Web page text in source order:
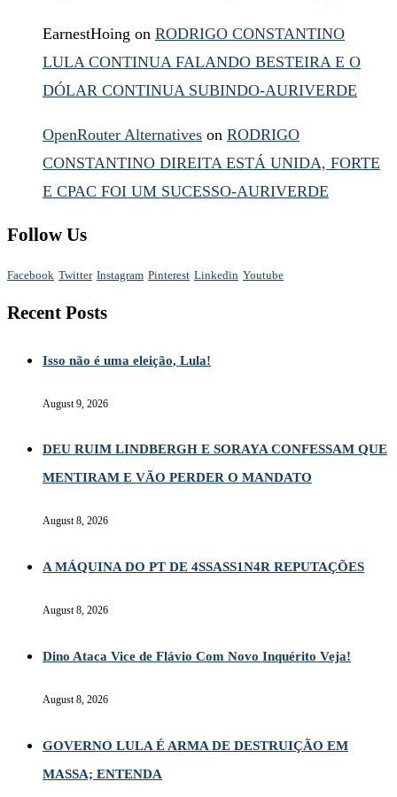
EarnestHoing on RODRIGO CONSTANTINO
LULA CONTINUA FALANDO BESTEIRA E O
DÓLAR CONTINUA SUBINDO-AURIVERDE
OpenRouter Alternatives on RODRIGO
CONSTANTINO DIREITA ESTÁ UNIDA, FORTE
E CPAC FOI UM SUCESSO-AURIVERDE
Follow Us
Facebook Twitter Instagram Pinterest Linkedin Youtube
Recent Posts
Isso não é uma eleição, Lula!
August 9, 2026
DEU RUIM LINDBERGH E SORAYA CONFESSAM QUE
MENTIRAM E VÃO PERDER O MANDATO
August 8, 2026
A MÁQUINA DO PT DE 4SSASS1N4R REPUTAÇÕES
August 8, 2026
Dino Ataca Vice de Flávio Com Novo Inquérito Veja!
August 8, 2026
GOVERNO LULA É ARMA DE DESTRUIÇÃO EM
MASSA; ENTENDA